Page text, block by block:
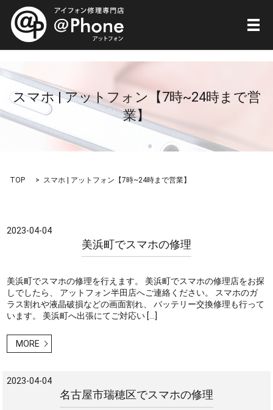
メ
スマホ | アットフォン【7時~24時まで営
業】
TOP スマホ | アットフォン【7時~24時まで営業】
2023-04-04
美浜町でスマホの修理
美浜町でスマホの修理を行えます。 美浜町でスマホの修理店をお探
しでしたら、 アットフォン半田店へご連絡ください。 スマホのガ
ラス割れや液晶破損などの画面割れ、 バッテリー交換修理も行って
います。 美浜町へ出張にてご対応い […]
MORE
2023-04-04
名古屋市瑞穂区でスマホの修理